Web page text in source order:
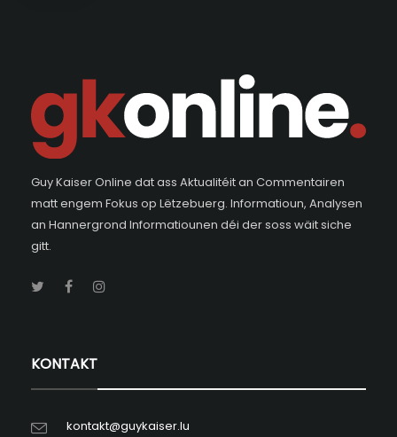
Guy Kaiser Online dat ass Aktualitéit an Commentairen
matt engem Fokus op Lëtzebuerg. Informatioun, Analysen
an Hannergrond Informatiounen déi der soss wäit siche
gitt.
KONTAKT
kontakt@guykaiser.lu